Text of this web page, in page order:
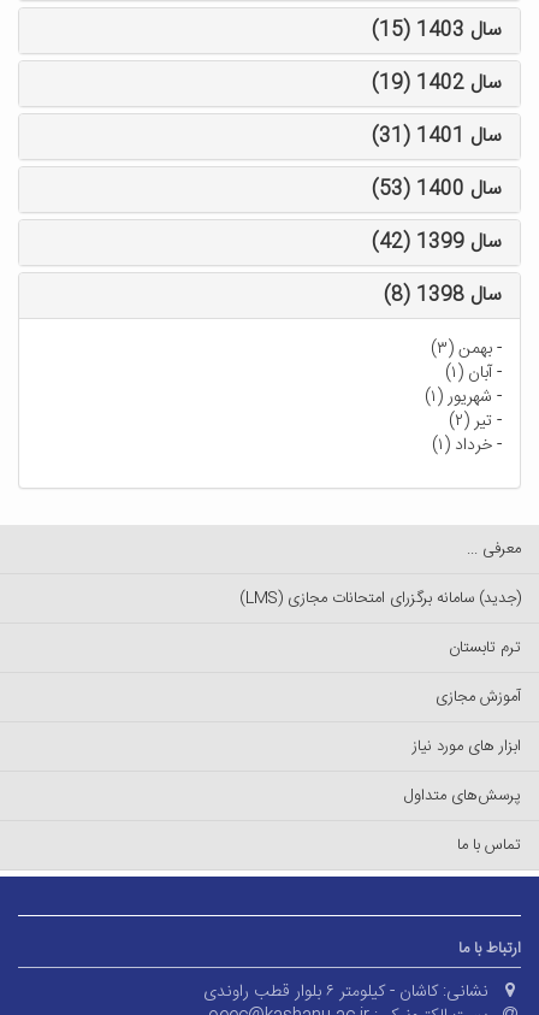
سال 1403 (15)
سال 1402 (19)
سال 1401 (31)
سال 1400 (53)
سال 1399 (42)
سال 1398 (8)
-بهمن (۳)
-آبان (۱)
- شهریور (۱)
-تیر (۲)
-خرداد (۱)
معرفی ...
(جدید) سامانه برگزرای امتحانات مجازی (LMS)
ترم تابستان
آموزش مجازی
ابزار های مورد نیاز
پرسش‌های متداول
تماس با ما
ارتباط با ما
نشانی: کاشان - کیلومتر ۶ بلوار قطب راوندی